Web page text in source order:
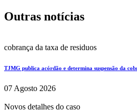
Outras notícias
cobrança da taxa de residuos
TJMG publica acórdão e determina suspensão da
07 Agosto 2026
Novos detalhes do caso